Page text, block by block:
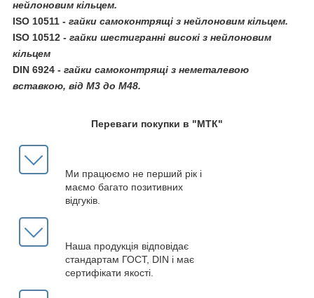
нейлоновим кільцем.
ISO 10511 - гайки самоконтрящі з нейлоновим кільцем.
ISO 10512 - гайки шестигранні високі з нейлоновим
кільцем
DIN 6924 - гайки самоконтрящі з неметалевою
вставкою, від М3 до М48.
Переваги покупки в "МТК"
Ми працюємо не перший рік і
маємо багато позитивних
відгуків.
Наша продукція відповідає
стандартам ГОСТ, DIN і має
сертифікати якості.